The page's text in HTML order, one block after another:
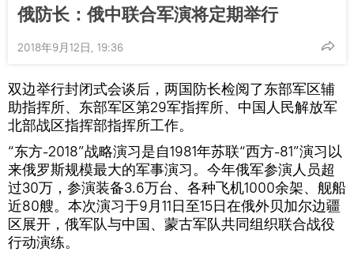
俄防长：俄中联合军演将定期举行
2018年9月12日, 19:36
双边举行封闭式会谈后，两国防长检阅了东部军区辅
助指挥所、东部军区第29军指挥所、中国人民解放军
北部战区指挥部指挥所工作。
“东方-2018”战略演习是自1981年苏联“西方-81”演习以
来俄罗斯规模最大的军事演习。今年俄军参演人员超
过30万，参演装备3.6万台、各种飞机1000余架、舰船
近80艘。本次演习于9月11日至15日在俄外贝加尔边疆
区展开，俄军队与中国、蒙古军队共同组织联合战役
行动演练。